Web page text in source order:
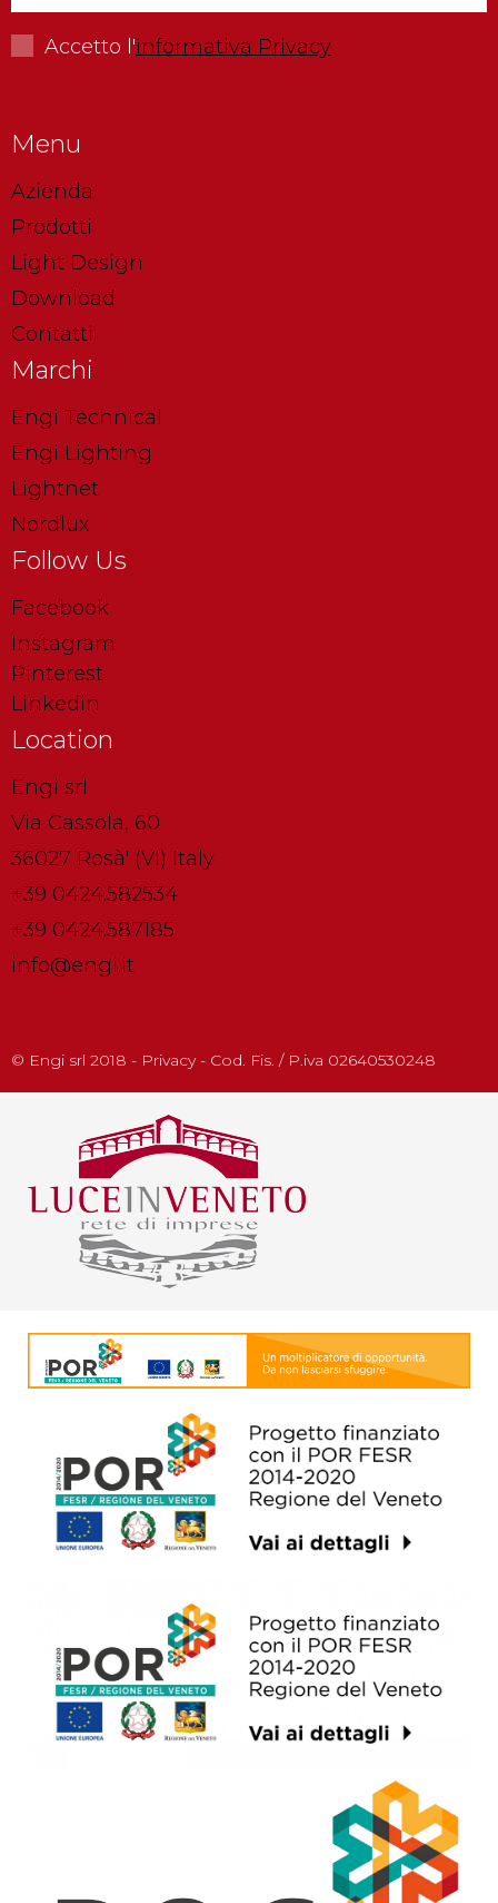
Accetto l'informativa Privacy
Menu
Azienda
Prodotti
Light Design
Download
Contatti
Marchi
Engi Technical
Engi Lighting
Lightnet
Nordlux
Follow Us
Facebook
Instagram
Pinterest
Linkedin
Location
Engi srl
Via Cassola, 60
36027 Rosà' (VI) Italy
+39 0424.582534
+39 0424.587185
info@engi.it
© Engi srl 2018 - Privacy - Cod. Fis. / P.iva 02640530248